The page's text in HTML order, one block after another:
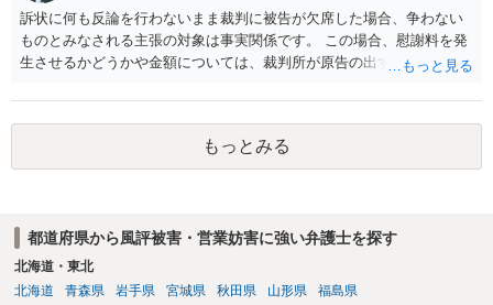
訴状に何も反論を行わないまま裁判に被告が欠席した場合、争わない
ものとみなされる主張の対象は事実関係です。 この場合、慰謝料を発
生させるかどうかや金額については、裁判所が原告の出す証拠に基づ
いは判決の額が0円となることも、可能性としてはありえます。
もっとみる
都道府県から風評被害・営業妨害に強い弁護士を探す
北海道・東北
北海道
青森県 岩手県 宮城県 秋田県 山形県 福島県